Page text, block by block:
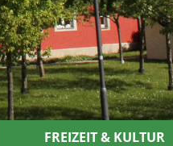
FREIZEIT & KULTUR